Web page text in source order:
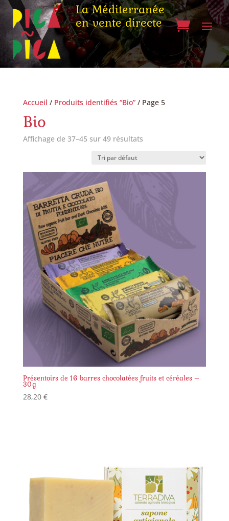
La Méditerranée
en vente directe
Accueil / Produits identifiés “Bio”/ Page 5
Bio
Affichage de 37–45 sur 49 résultats
Présentoirs de 16 barres chocolatées fruits et céréales –
30g
28,20 €